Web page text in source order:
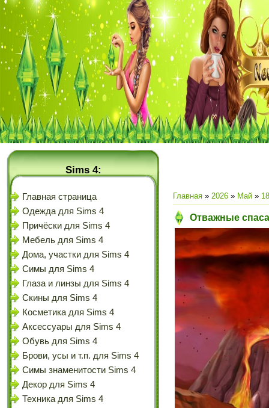
Sims 4:
Главная страница
Одежда для Sims 4
Причёски для Sims 4
Мебель для Sims 4
Дома, участки для Sims 4
Симы для Sims 4
Глаза и линзы для Sims 4
Скины для Sims 4
Косметика для Sims 4
Аксессуары для Sims 4
Обувь для Sims 4
Брови, усы и т.п. для Sims 4
Симы знаменитости Sims 4
Декор для Sims 4
Техника для Sims 4
Главная » 2026 » Май » 18
Отважные